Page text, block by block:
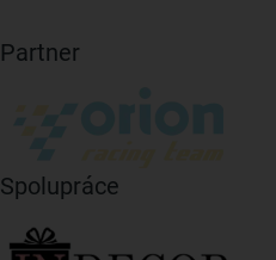
Partner
Spolupráce